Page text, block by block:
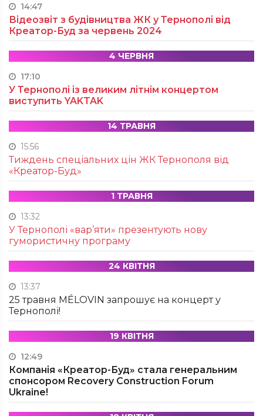
14:47
Відеозвіт з будівництва ЖК у Тернополі від
Креатор-Буд за червень 2024
4 ЧЕРВНЯ
17:10
У Тернополі із великим літнім концертом
виступить YAKTAK
14 ТРАВНЯ
15:56
Тиждень спеціальних цін ЖК Тернополя від
«Креатор-Буд»
1 ТРАВНЯ
13:32
У Тернополі «вар’яти» презентують нову
гумористичну програму
24 КВІТНЯ
13:37
25 травня MÉLOVIN запрошує на концерт у
Тернополі!
19 КВІТНЯ
12:49
Компанія «Креатор-Буд» стала генеральним
спонсором Recovery Construction Forum
Ukraine!